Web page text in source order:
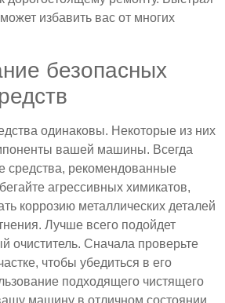
избавить вас от многих
безопасных
одинаковы. Некоторые из них
вашей машины. Всегда
средства, рекомендованные
агрессивных химикатов,
коррозию металлических деталей
Лучше всего подойдет
очиститель. Сначала проверьте
чтобы убедиться в его
подходящего чистящего
машину в отличном состоянии